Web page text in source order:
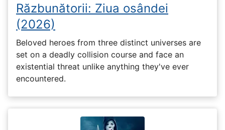
Răzbunătorii: Ziua osândei
(2026)
Beloved heroes from three distinct universes are
set on a deadly collision course and face an
existential threat unlike anything they've ever
encountered.